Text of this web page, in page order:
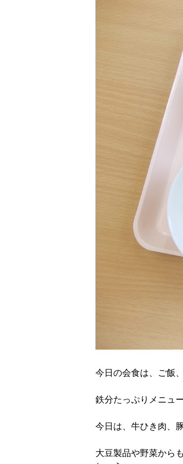
今日の会食は、ご飯
鉄分たっぷりメニュ
今日は、牛ひき肉、
大豆製品や野菜から